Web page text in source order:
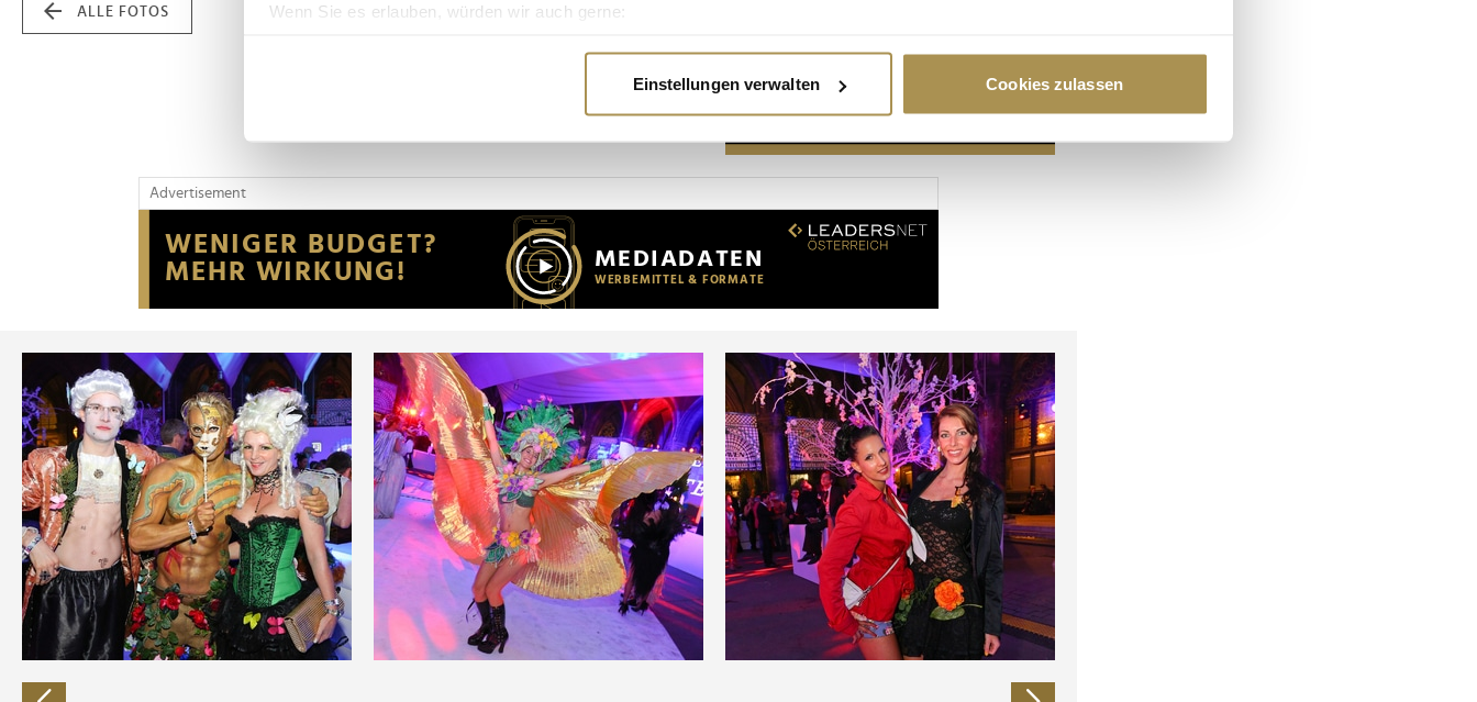
Wenn Sie es erlauben, würden wir auch gerne:
Erfahren Sie mehr darüber, wie Ihre persönlichen Daten verarbeitet werden, und legen Sie Ihre Präferenzen im
Wir verwenden Cookies, um Inhalte und Anzeigen zu personalisieren, Funktionen für soziale Medien anbieten zu können
Website an unsere Partner für soziale Medien, Werbung und Analysen weiter. Unsere Partner führen diese Informationen
möglicherweise mit weiteren Daten zusammen, die Sie ihnen bereitgestellt haben oder die sie im Rahmen Ihrer Nutzung
der Dienste gesammelt haben.
Einstellungen verwalten Cookies zulassen
ALLE FOTOS
Advertisement